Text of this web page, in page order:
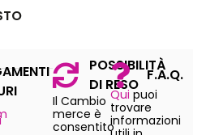
POSSIBILITÀ
DI RESO
Il Cambio
merce è
consentito
F.A.Q.
Quipuoi
trovare
informazioni